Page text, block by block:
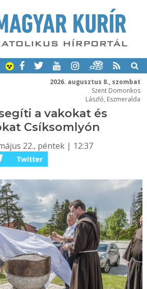
2026. augusztus 8., szombat
Szent Domonkos
László, Eszmeralda
a vakokat és
Csíksomlyón
22., péntek | 12:37